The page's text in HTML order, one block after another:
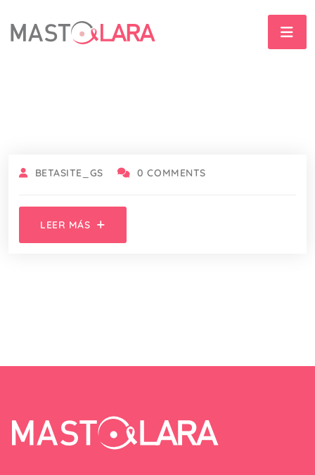
BETASITE_GS 0 COMMENTS
LEER MÁS